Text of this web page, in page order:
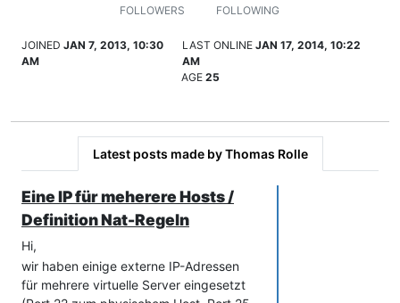
FOLLOWERS FOLLOWING
JOINED JAN 7, 2013, 10:30
AM
LAST ONLINE JAN 17, 2014, 10:22
AM
AGE 25
Latest posts made by Thomas Rolle
Eine IP für meherere Hosts /
Definition Nat-Regeln
Hi,
wir haben einige externe IP-Adressen
für mehrere virtuelle Server eingesetzt